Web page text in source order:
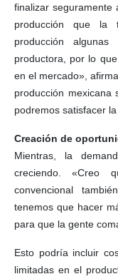
finalizar seguramente
producción que la
producción
productora, por lo
en el mercado»,
producción
podremos satisfacer
Creación de
Mientras, la
creciendo. «Creo
convencional
tenemos que hacer
para que la gente
Esto podría incluir
limitadas en el